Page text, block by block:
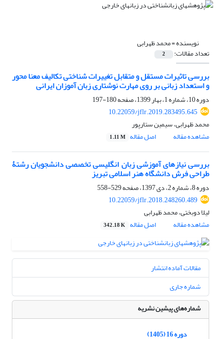
نویسنده =محمد ظهرابی
تعداد مقالات: 2
بررسی تاثیرات مستقل و متقابل تغییرات شناختی تکالیف معنا محور
و استعداد زبانی بر روی مهارت نوشتاری زبان آموزان ایرانی
دوره 10، شماره 1، بهار 1399، صفحه
180-197
10.22059/jflr.2019.283495.645
محمد ظهرابی، سیمین ستارپور
مشاهده مقاله
اصل مقاله 1.11 M
بررسی نیازهای آموزشی زبان انگلیسی تخصصی دانشجویان رشتۀ
طراحی فرش دانشگاه هنر اسلامی تبریز
دوره 8، شماره 2، دی 1397، صفحه
529-558
10.22059/jflr.2018.248260.489
لیلا دوبختی، محمد ظهرابی
مشاهده مقاله
اصل مقاله 342.18 K
مقالات آماده انتشار
شماره جاری
شماره‌های پیشین نشریه
دوره 16 (1405)